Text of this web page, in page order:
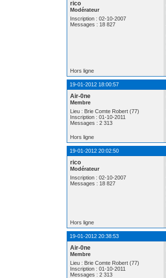
rico
Modérateur
Inscription : 02-10-2007
Messages : 18 827
Hors ligne
19-01-2012 18:00:57
Air-0ne
Membre
Lieu : Brie Comte Robert (77)
Inscription : 01-10-2011
Messages : 2 313
Hors ligne
19-01-2012 20:02:50
rico
Modérateur
Inscription : 02-10-2007
Messages : 18 827
Hors ligne
19-01-2012 20:38:53
Air-0ne
Membre
Lieu : Brie Comte Robert (77)
Inscription : 01-10-2011
Messages : 2 313